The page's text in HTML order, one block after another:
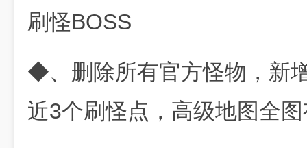
刷怪BOSS
◆、删除所有官方怪物，新
近3个刷怪点，高级地图全